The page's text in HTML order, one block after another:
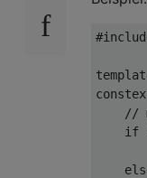
//
if